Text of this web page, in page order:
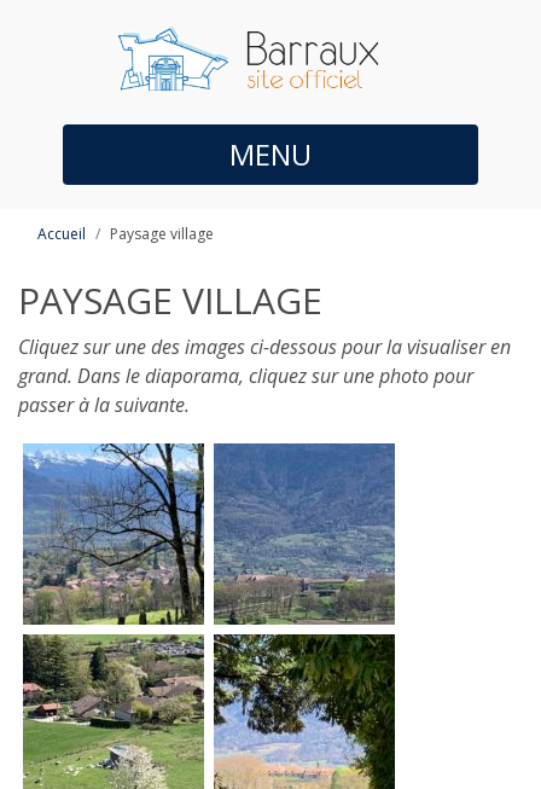
MENU
Accueil Paysage village
PAYSAGE VILLAGE
Cliquez sur une des images ci-dessous pour la visualiser en
grand. Dans le diaporama, cliquez sur une photo pour
passer à la suivante.